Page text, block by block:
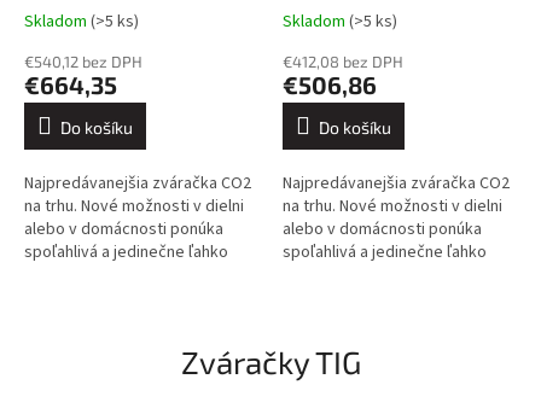
Skladom (>5 ks)
€540,12 bez DPH
€664,35
Do košíku
Najpredávanejšia zváračka CO2
na trhu. Nové možnosti v dielni
alebo v domácnosti ponúka
spoľahlivá a jedinečne ľahko
Skladom (>5 ks)
€412,08 bez DPH
€506,86
Do košíku
Najpredávanejšia zváračka CO2
na trhu. Nové možnosti v dielni
alebo v domácnosti ponúka
spoľahlivá a jedinečne ľahko
Zváračky TIG